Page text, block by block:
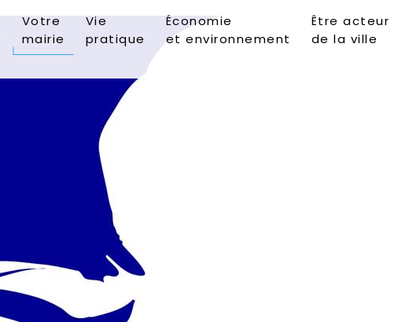
Votre
mairie
Vie
pratique
Économie
et environnement
Être acteur
de la ville